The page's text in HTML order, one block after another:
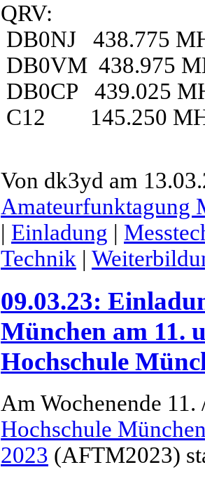
QRV:
DB0NJ 438.775
DB0VM 438.975
DB0CP 439.025
C12 145.250
Von dk3yd am
Amateurfunktagung
| Einladung |
Technik |
09.03.23:
München am 11.
Hochschule
Am Wochenende
Hochschule
2023 (AFTM2023)